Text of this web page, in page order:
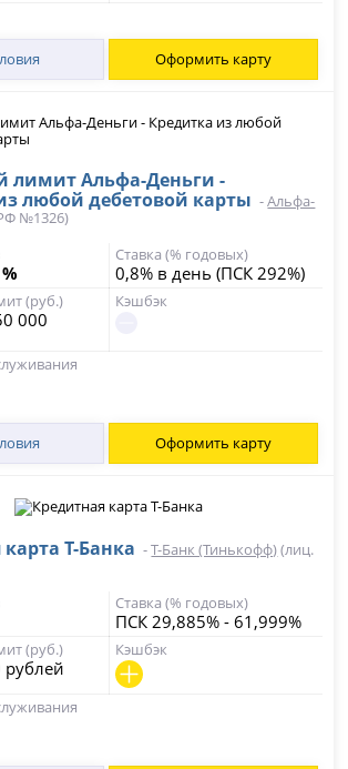
Оформить карту
лимит Альфа-Деньги -
любой дебетовой карты -Альфа-
№1326)
Ставка (% годовых)
0,8% в день (ПСК 292%)
(руб.)
000
Кэшбэк
Оформить карту
Т-Банка -Т-Банк (Тинькофф)(лиц.
Ставка (% годовых)
ПСК 29,885% - 61,999%
(руб.)
рублей
Кэшбэк